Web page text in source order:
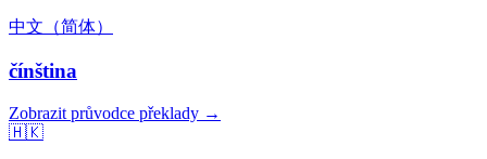
中文（简体）
čínština
Zobrazit průvodce překlady →
🇭🇰